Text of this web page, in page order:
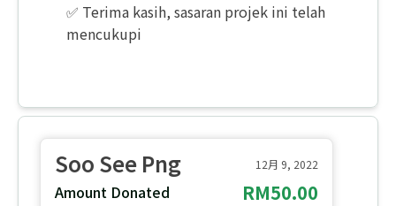
✅ Terima kasih, sasaran projek ini telah
mencukupi
Soo See Png 12月 9, 2022
Amount Donated RM50.00